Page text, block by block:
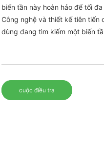
biến tần này hoàn hảo để tối
Công nghệ và thiết kế tiên tiến
dùng đang tìm kiếm một biến
cuộc điều tra